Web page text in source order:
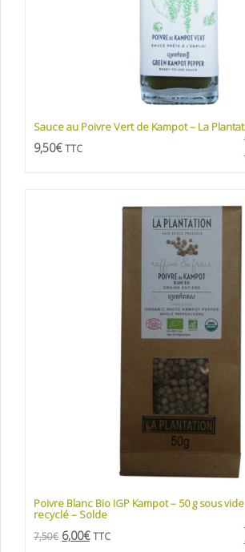
Sauce au Poivre Vert de Kampot – La
9,50€ TTC
Poivre Blanc Bio IGP Kampot – 50 g sous
recyclé – Solde
7,50€ 6,00€ TTC